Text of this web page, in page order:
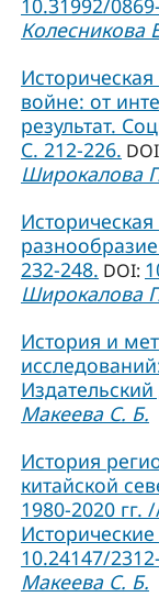
10.31992/
Колесникова
войне: от
результат.
С. 212-226.
Широкалова
232-248. DOI:
Широкалова
История и
Макеева С. Б.
История
китайской
1980-2020 гг.
10.24147/
Макеева С. Б.